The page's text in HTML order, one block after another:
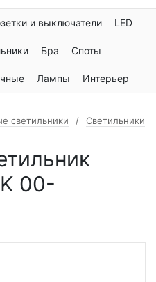
и выключатели LED
Бра Споты
Лампы Интерьер
светильники
Светильники
00-